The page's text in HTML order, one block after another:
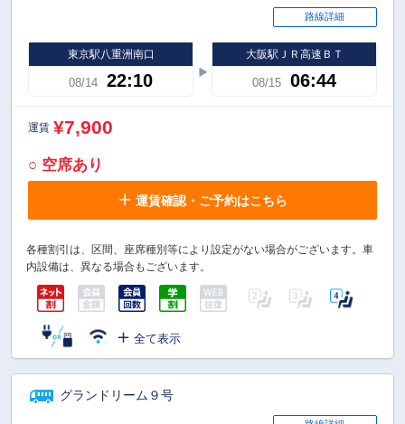
路線詳細
東京駅八重洲南口
08/14 22:10
大阪駅ＪＲ高速ＢＴ
08/15 06:44
運賃 ¥7,900
○ 空席あり
運賃確認・ご予約はこちら
各種割引は、区間、座席種別等により設定がない場合がございます。車
内設備は、異なる場合もございます。
全て表示
グランドリーム９号